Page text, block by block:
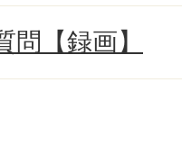
【録画】